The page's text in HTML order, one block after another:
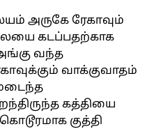
அருகே ரேகாவும்
கடப்பதற்காக
வந்த
வாக்குவாதம்
கத்தியை
குத்தி